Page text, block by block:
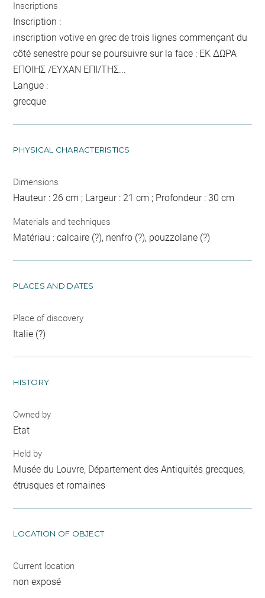
Inscriptions
Inscription :
inscription votive en grec de trois lignes commençant du
côté senestre pour se poursuivre sur la face : ΕΚ ΔΩΡΑ
ΕΠΟΙΗΣ /ΕΥΧΑΝ ΕΠΙ/ΤΗΣ...
Langue :
grecque
PHYSICAL CHARACTERISTICS
Dimensions
Hauteur : 26 cm ; Largeur : 21 cm ; Profondeur : 30 cm
Materials and techniques
Matériau : calcaire (?), nenfro (?), pouzzolane (?)
PLACES AND DATES
Place of discovery
Italie (?)
HISTORY
Owned by
Etat
Held by
Musée du Louvre, Département des Antiquités grecques,
étrusques et romaines
LOCATION OF OBJECT
Current location
non exposé